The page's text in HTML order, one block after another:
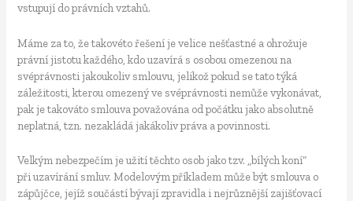
vstupují do právních vztahů.
Máme za to, že takovéto řešení je velice nešťastné a ohrožuje
právní jistotu každého, kdo uzavírá s osobou omezenou na
svéprávnosti jakoukoliv smlouvu, jelikož pokud se tato týká
záležitosti, kterou omezený ve svéprávnosti nemůže vykonávat,
pak je takováto smlouva považována od počátku jako absolutně
neplatná, tzn. nezakládá jakákoliv práva a povinnosti.
Velkým nebezpečím je užití těchto osob jako tzv. „bílých koní“
při uzavírání smluv. Modelovým příkladem může být smlouva o
zápůjčce, jejíž součástí bývají zpravidla i nejrůznější zajišťovací